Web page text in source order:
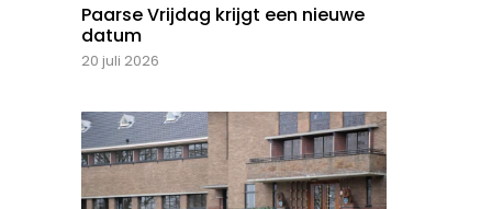
Paarse Vrijdag krijgt een nieuwe
datum
20 juli 2026